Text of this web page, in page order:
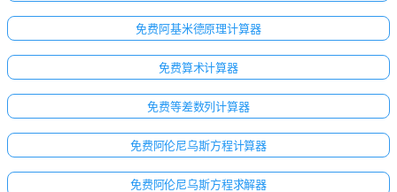
免费阿基米德原理计算器
免费算术计算器
免费等差数列计算器
免费阿伦尼乌斯方程计算器
免费阿伦尼乌斯方程求解器